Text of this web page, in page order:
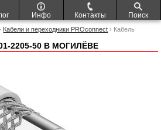
Инфо Контакты Поиск
Кабели и переходники PROconnect › Кабель
2205-50 В МОГИЛЁВЕ